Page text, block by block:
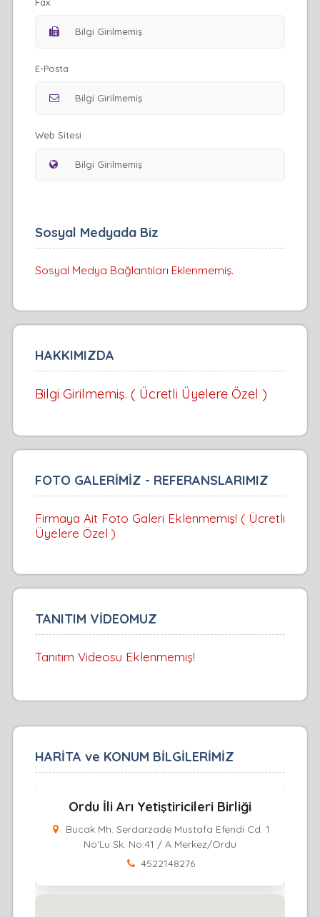
Fax
E-Posta
Web Sitesi
Sosyal Medyada Biz
Sosyal Medya Bağlantıları Eklenmemiş.
HAKKIMIZDA
Bilgi Girilmemiş. ( Ücretli Üyelere Özel )
FOTO GALERİMİZ - REFERANSLARIMIZ
Firmaya Ait Foto Galeri Eklenmemiş! ( Ücretli
Üyelere Özel )
TANITIM VİDEOMUZ
Tanıtım Videosu Eklenmemiş!
HARİTA ve KONUM BİLGİLERİMİZ
Ordu İli Arı Yetiştiricileri Birliği
Bucak Mh. Serdarzade Mustafa Efendi Cd. 1
No'Lu Sk. No:41 / A Merkez/Ordu
4522148276